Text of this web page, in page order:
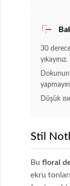
30
yıkayınız.
Düşük
Stil
Bu floral
ekru